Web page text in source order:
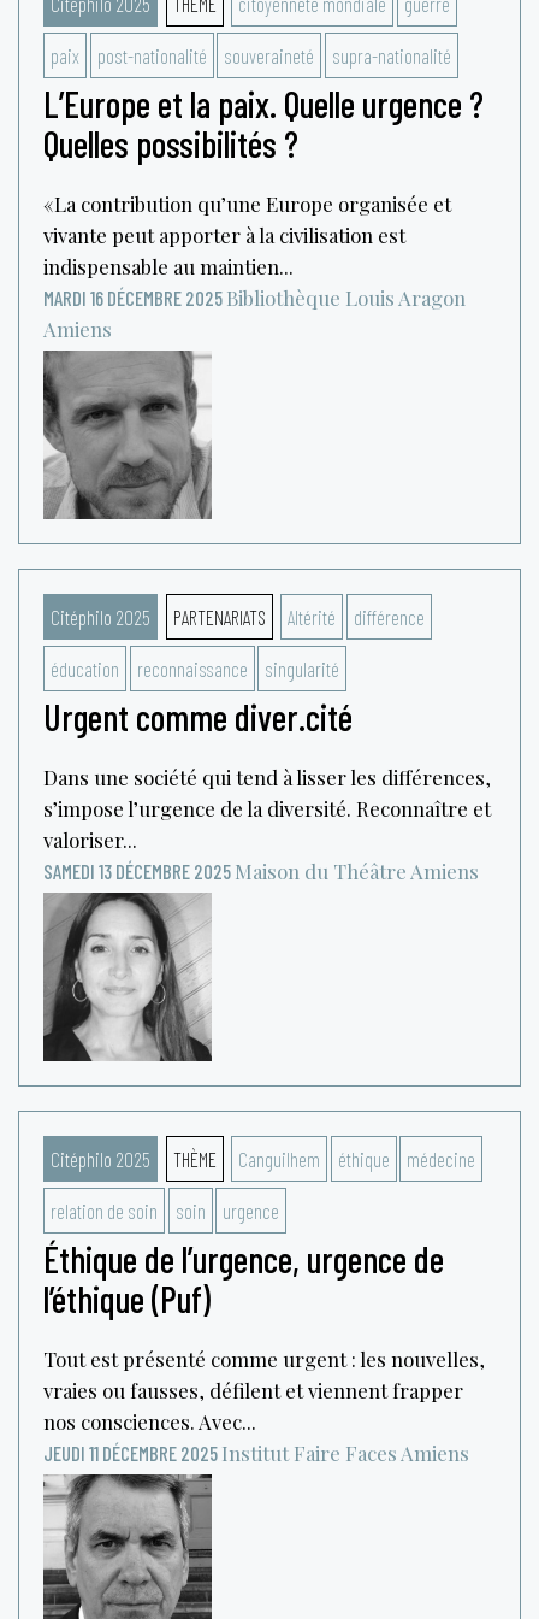
paix post-nationalité souveraineté supra-nationalité
L’Europe et la paix. Quelle urgence ?
Quelles possibilités ?
« La contribution qu’une Europe organisée et
vivante peut apporter à la civilisation est
indispensable au maintien...
MARDI 16 DÉCEMBRE 2025 Bibliothèque Louis Aragon
Amiens
Citéphilo 2025 PARTENARIATS Altérité différence
éducation reconnaissance singularité
Urgent comme diver.cité
Dans une société qui tend à lisser les différences,
s’impose l’urgence de la diversité. Reconnaître et
valoriser...
SAMEDI 13 DÉCEMBRE 2025 Maison du Théâtre Amiens
Citéphilo 2025 THÈME Canguilhem éthique médecine
relation de soin soin urgence
Éthique de l’urgence, urgence de
l’éthique (Puf)
Tout est présenté comme urgent : les nouvelles,
vraies ou fausses, défilent et viennent frapper
nos consciences. Avec...
JEUDI 11 DÉCEMBRE 2025 Institut Faire Faces Amiens